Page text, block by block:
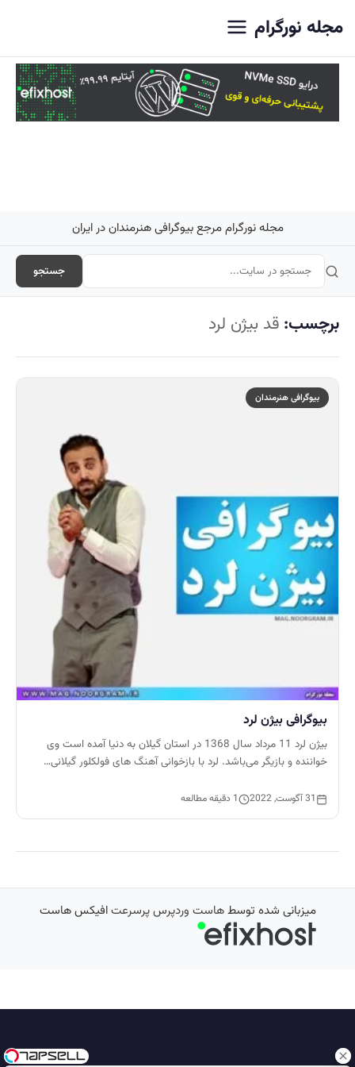
مجله نورگرام
مجله نورگرام مرجع بیوگرافی هنرمندان در ایران
جستجو
برچسب: قد بیژن لرد
بیوگرافی هنرمندان
بیوگرافی بیژن لرد
بیژن لرد 11 مرداد سال 1368 در استان گیلان به دنیا آمده است وی
خواننده و بازیگر می‌باشد. لرد با بازخوانی آهنگ های فولکلور گیلانی…
31 آگوست, 2022 1 دقیقه مطالعه
میزبانی شده توسطهاست وردپرس پرسرعتافیکس هاست